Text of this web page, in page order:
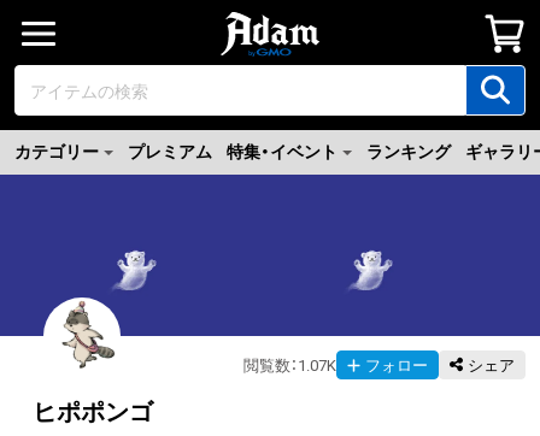
カテゴリー プレミアム 特集・イベント ランキング ギャラリ
閲覧数 ： 1.07K フォロー シェア
ヒポポンゴ